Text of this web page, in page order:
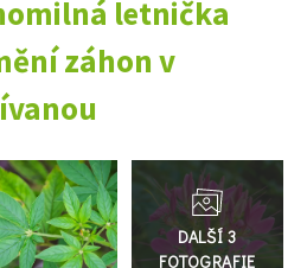
letnička
záhon v
Přejít
do
galerie